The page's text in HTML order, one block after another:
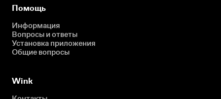
Помощь
Информация
Вопросы и ответы
Установка приложения
Общие вопросы
Wink